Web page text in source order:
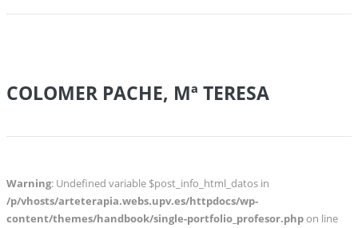
COLOMER PACHE, Mª TERESA
Warning: Undefined variable $post_info_html_datos in
/p/vhosts/arteterapia.webs.upv.es/httpdocs/wp-
content/themes/handbook/single-portfolio_profesor.phpon line